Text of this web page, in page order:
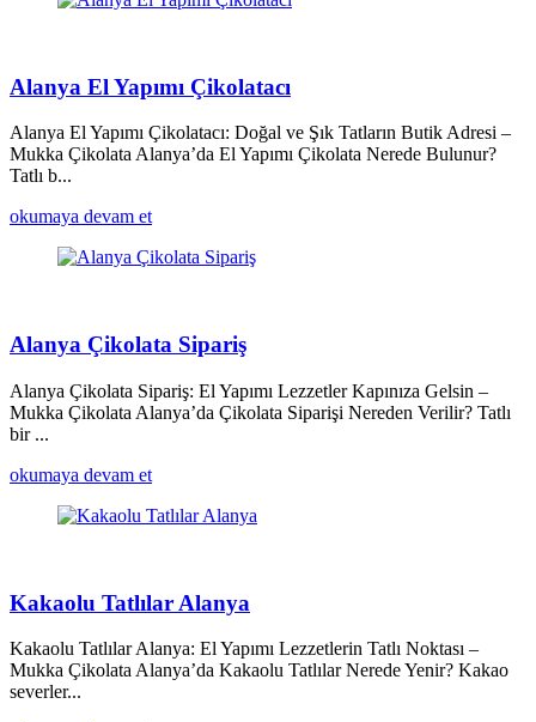
Alanya El Yapımı Çikolatacı
Alanya El Yapımı Çikolatacı: Doğal ve Şık Tatların Butik Adresi –
Mukka Çikolata Alanya’da El Yapımı Çikolata Nerede Bulunur?
Tatlı b...
okumaya devam et
Alanya Çikolata Sipariş
Alanya Çikolata Sipariş: El Yapımı Lezzetler Kapınıza Gelsin –
Mukka Çikolata Alanya’da Çikolata Siparişi Nereden Verilir? Tatlı
bir ...
okumaya devam et
Kakaolu Tatlılar Alanya
Kakaolu Tatlılar Alanya: El Yapımı Lezzetlerin Tatlı Noktası –
Mukka Çikolata Alanya’da Kakaolu Tatlılar Nerede Yenir? Kakao
severler...